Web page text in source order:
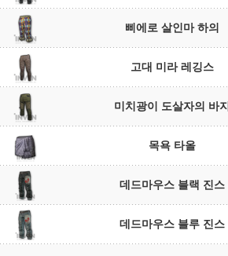
삐에로 살인마 하의
고대 미라 레깅스
미치광이 도살자의 바지
목욕 타올
데드마우스 블랙 진스
데드마우스 블루 진스